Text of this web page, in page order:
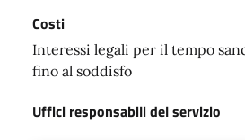
Costi
Interessi legali per il tempo
fino al soddisfo
Uffici responsabili del servizio